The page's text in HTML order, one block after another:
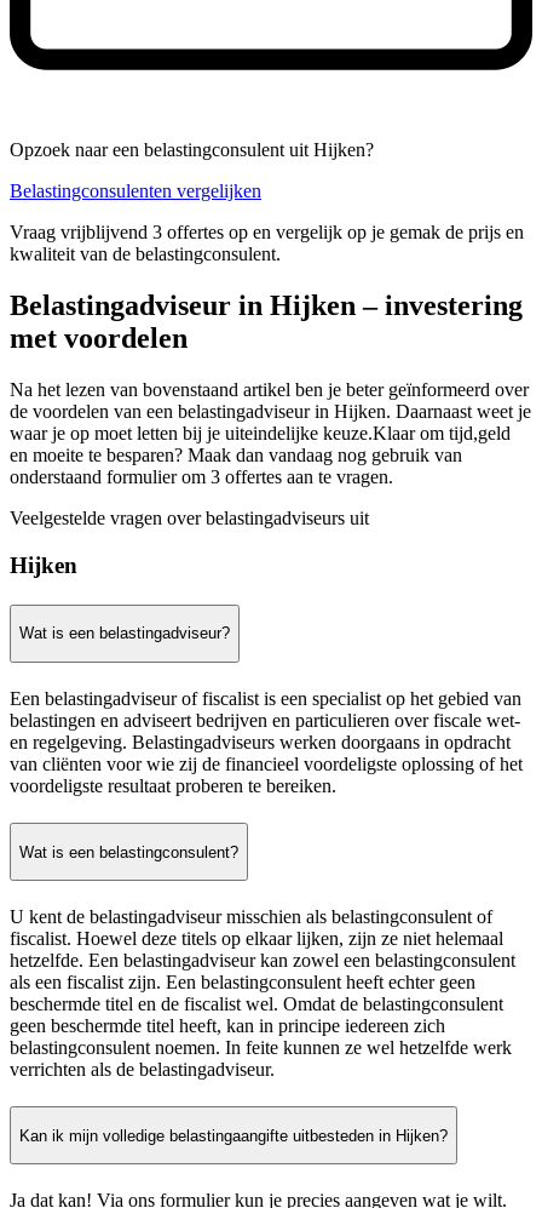
Opzoek naar een belastingconsulent uit Hijken?
Belastingconsulenten vergelijken
Vraag vrijblijvend 3 offertes op en vergelijk op je gemak de prijs en
kwaliteit van de belastingconsulent.
Belastingadviseur in Hijken – investering
met voordelen
Na het lezen van bovenstaand artikel ben je beter geïnformeerd over
de voordelen van een belastingadviseur in Hijken. Daarnaast weet je
waar je op moet letten bij je uiteindelijke keuze.Klaar om tijd,geld
en moeite te besparen? Maak dan vandaag nog gebruik van
onderstaand formulier om 3 offertes aan te vragen.
Veelgestelde vragen over belastingadviseurs uit
Hijken
Wat is een belastingadviseur?
Een belastingadviseur of fiscalist is een specialist op het gebied van
belastingen en adviseert bedrijven en particulieren over fiscale wet-
en regelgeving. Belastingadviseurs werken doorgaans in opdracht
van cliënten voor wie zij de financieel voordeligste oplossing of het
voordeligste resultaat proberen te bereiken.
Wat is een belastingconsulent?
U kent de belastingadviseur misschien als belastingconsulent of
fiscalist. Hoewel deze titels op elkaar lijken, zijn ze niet helemaal
hetzelfde. Een belastingadviseur kan zowel een belastingconsulent
als een fiscalist zijn. Een belastingconsulent heeft echter geen
beschermde titel en de fiscalist wel. Omdat de belastingconsulent
geen beschermde titel heeft, kan in principe iedereen zich
belastingconsulent noemen. In feite kunnen ze wel hetzelfde werk
verrichten als de belastingadviseur.
Kan ik mijn volledige belastingaangifte uitbesteden in Hijken?
Ja dat kan! Via ons formulier kun je precies aangeven wat je wilt.